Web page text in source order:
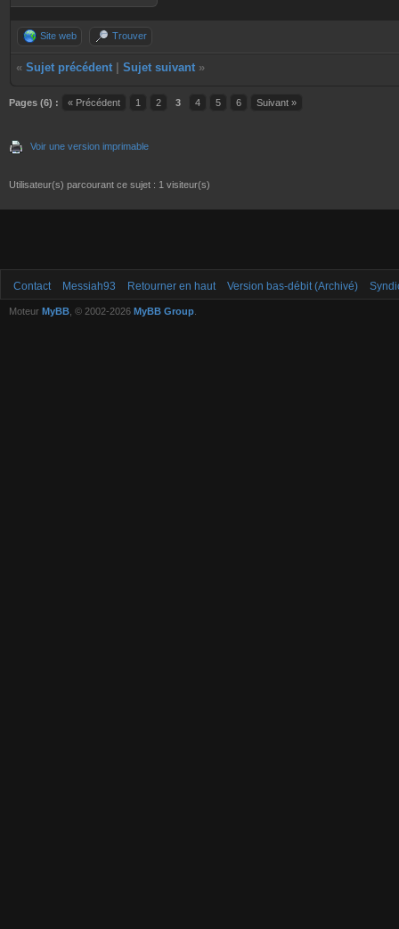
Site web Trouver
« Sujet précédent Sujet suivant »
Pages (6) : « Précédent 1 2 3 4 5 6 Suivant »
Voir une version imprimable
Utilisateur(s) parcourant ce sujet : 1 visiteur(s)
Contact Messiah93 Retourner en haut Version bas-débit (Archivé)
Moteur MyBB , © 2002-2026 MyBB Group